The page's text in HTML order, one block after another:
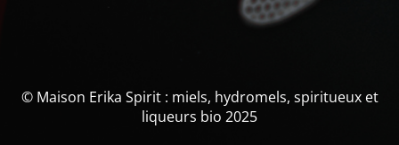
© Maison Erika Spirit : miels, hydromels, spiritueux et
liqueurs bio 2025